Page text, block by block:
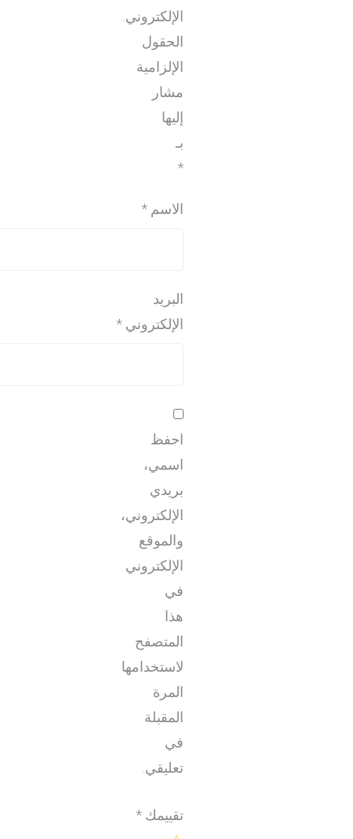
الإلكتروني.
الحقول
الإلزامية
مشار
إليها
بـ
*
الاسم *
البريد
الإلكتروني *
احفظ
اسمي،
بريدي
الإلكتروني،
والموقع
الإلكتروني
في
هذا
المتصفح
لاستخدامها
المرة
المقبلة
في
تعليقي.
تقييمك *